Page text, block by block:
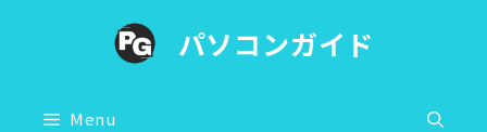
パソコンガイド
Menu